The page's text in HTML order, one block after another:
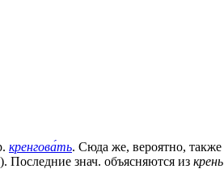
кренгова́ть. Сюда же, вероятно, также
Последние знач. объясняются из крень